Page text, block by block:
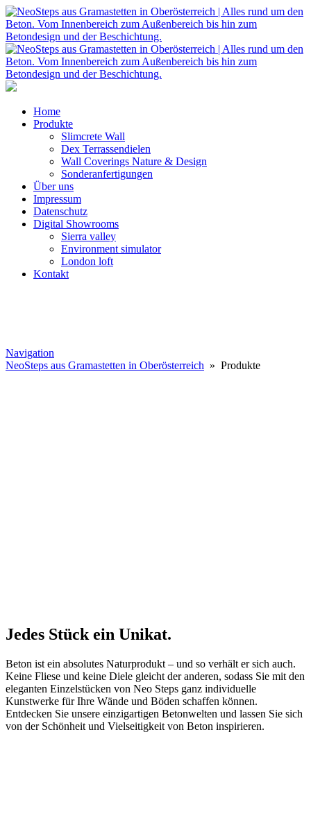
Home
Produkte
Slimcrete Wall
Dex Terrassendielen
Wall Coverings Nature & Design
Sonderanfertigungen
Über uns
Impressum
Datenschutz
Digital Showrooms
Sierra valley
Environment simulator
London loft
Kontakt
Navigation
NeoSteps aus Gramastetten in Oberösterreich » Produkte
Jedes Stück ein Unikat.
Beton ist ein absolutes Naturprodukt – und so verhält er sich auch.
Keine Fliese und keine Diele gleicht der anderen, sodass Sie mit den
eleganten Einzelstücken von Neo Steps ganz individuelle
Kunstwerke für Ihre Wände und Böden schaffen können.
Entdecken Sie unsere einzigartigen Betonwelten und lassen Sie sich
von der Schönheit und Vielseitigkeit von Beton inspirieren.